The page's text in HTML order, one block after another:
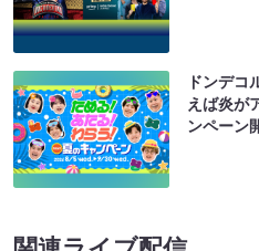
ドンデコ
えば炎が
ンペーン